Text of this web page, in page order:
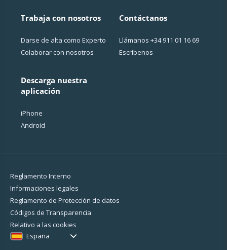
Trabaja con nosotros
Darse de alta como Experto
Colaborar con nosotros
Descarga nuestra
aplicación
iPhone
Android
Contáctanos
Llámanos +34 911 01 16 69
Escríbenos
Reglamento Interno
Informaciones legales
Reglamento de Protección de datos
Códigos de Transparencia
Relativo a las cookies
España